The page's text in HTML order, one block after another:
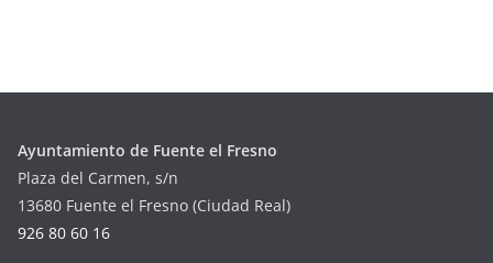
Ayuntamiento de Fuente el Fresno
Plaza del Carmen, s/n
13680 Fuente el Fresno (Ciudad Real)
926 80 60 16